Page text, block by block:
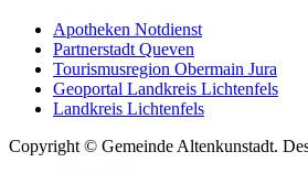
Apotheken Notdienst
Partnerstadt Queven
Tourismusregion Obermain Jura
Geoportal Landkreis Lichtenfels
Landkreis Lichtenfels
Copyright © Gemeinde Altenkunstadt.